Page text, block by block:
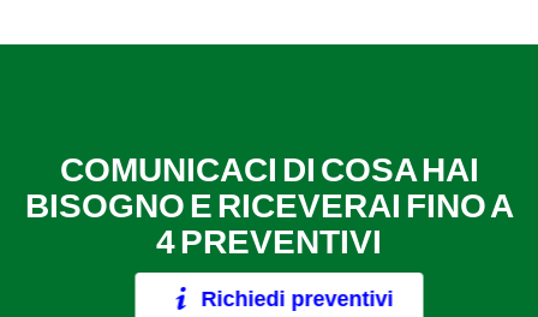
COMUNICACI DI COSA HAI
BISOGNO E RICEVERAI FINO A
4 PREVENTIVI
Richiedi preventivi